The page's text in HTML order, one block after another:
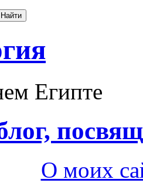
Египте
О моих